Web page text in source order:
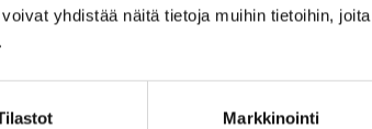
yhdistää näitä tietoja muihin tietoihin, joita
Markkinointi